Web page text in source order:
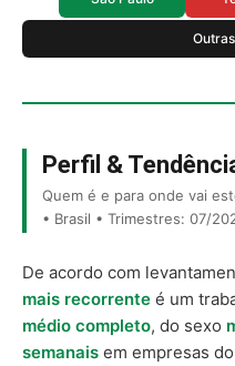
Perfil &
Quem é e para onde vai
• Brasil • Trimestres: 07/
De acordo com
mais recorrente é um
médio completo, do sexo
semanais em empresas